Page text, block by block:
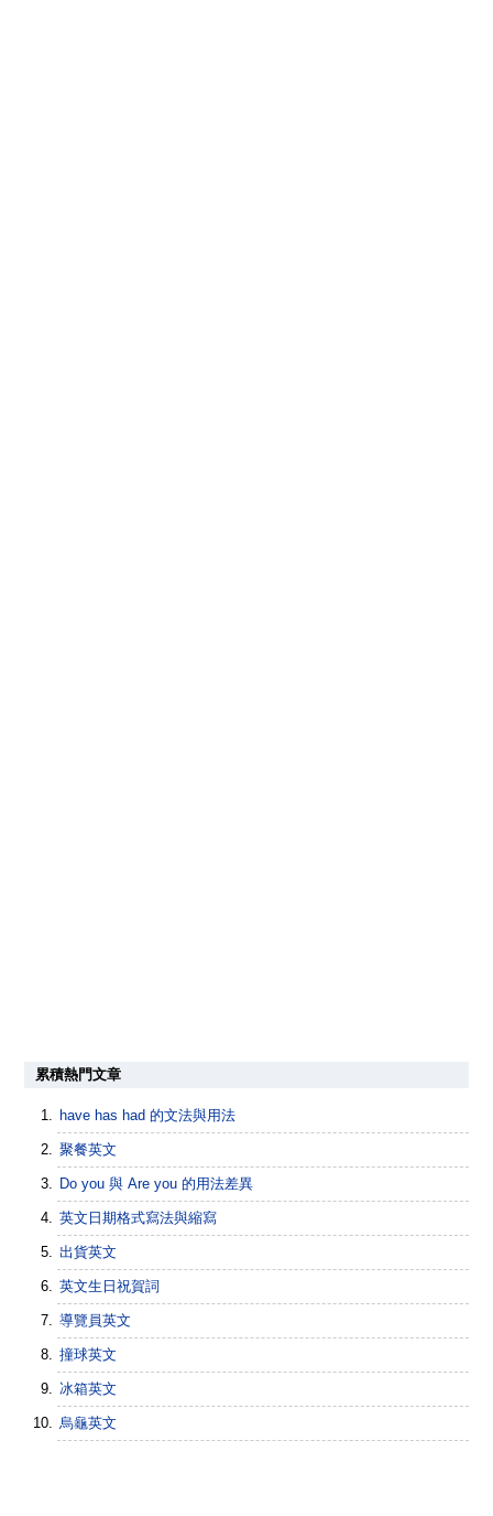
累積熱門文章
have has had 的文法與用法
聚餐英文
Do you 與 Are you 的用法差異
英文日期格式寫法與縮寫
出貨英文
英文生日祝賀詞
導覽員英文
撞球英文
冰箱英文
烏龜英文